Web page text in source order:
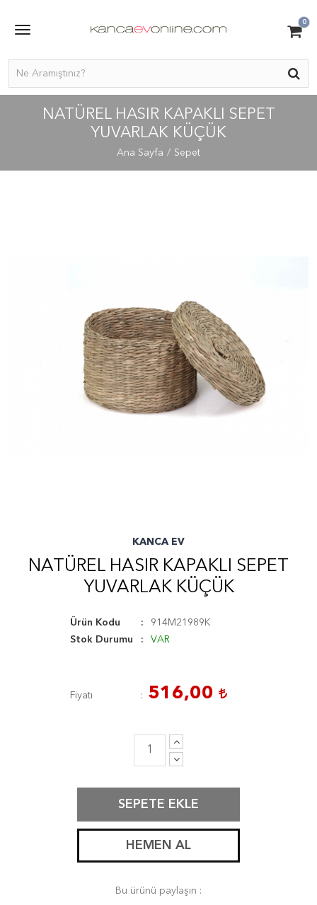
0
NATÜREL HASIR KAPAKLI SEPET
YUVARLAK KÜÇÜK
Ana Sayfa Sepet
KANCA EV
NATÜREL HASIR KAPAKLI SEPET
YUVARLAK KÜÇÜK
Ürün Kodu
914M21989K
Stok Durumu
VAR
Fiyatı 516,00
SEPETE EKLE
HEMEN AL
Bu ürünü paylaşın :